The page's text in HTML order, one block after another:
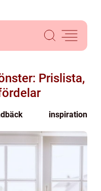
Prislista,
inspiration